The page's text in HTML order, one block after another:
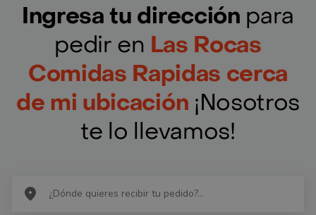
Ingresa tu dirección para
pedir en Las Rocas
Comidas Rapidas cerca
de mi ubicación ¡Nosotros
te lo llevamos!